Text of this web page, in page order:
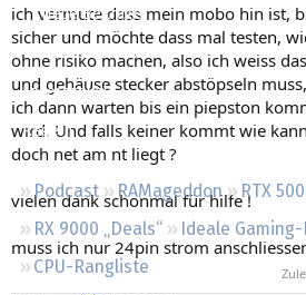
Neue Beiträge
Neueste Aktivitäten
Leserartikel
Regeln
Podcast RAMageddon
RTX
RX 9000 „Deals“
Ideale Gaming-
CPU-Rangliste
ich vermute dass mein mobo hin ist,
sicher und möchte dass mal testen,
ohne risiko machen, also ich weiss
und gehäuse stecker abstöpseln
ich dann warten bis ein piepston
wird. Und falls keiner kommt wie
doch net am nt liegt ?
vielen dank schonmal für hilfe !
muss ich nur 24pin strom